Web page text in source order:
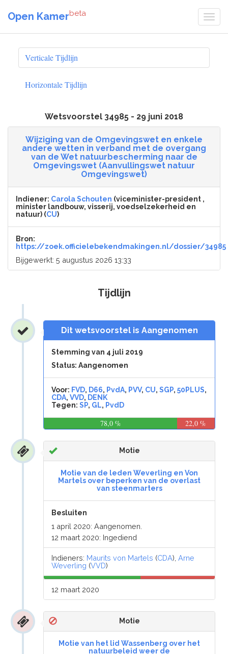
Open Kamerbeta
Verticale Tijdlijn
Horizontale Tijdlijn
Wetsvoorstel 34985 - 29 juni 2018
Wijziging van de Omgevingswet en enkele
andere wetten in verband met de overgang
van de Wet natuurbescherming naar de
Omgevingswet (Aanvullingswet natuur
Omgevingswet)
Indiener: Carola Schouten (viceminister-president ,
minister landbouw, visserij, voedselzekerheid en
natuur) (CU)
Bron:
https://zoek.officielebekendmakingen.nl/dossier/34985
Bijgewerkt: 5 augustus 2026 13:33
Tijdlijn
Dit wetsvoorstel is Aangenomen
Stemming van 4 juli 2019
Status: Aangenomen
Voor: FVD, D66, PvdA, PVV, CU,SGP,50PLUS,
CDA,VVD, DENK
Tegen: SP, GL, PvdD
78,0 % 22,0 %
Motie
Motie van de leden Weverling en Von
Martels over beperken van de overlast
van steenmarters
Besluiten
1 april 2020: Aangenomen.
12 maart 2020: Ingediend
Indieners: Maurits von Martels (CDA),Arne
Weverling (VVD)
12 maart 2020
Motie
Motie van het lid Wassenberg over het
natuurbeleid weer de